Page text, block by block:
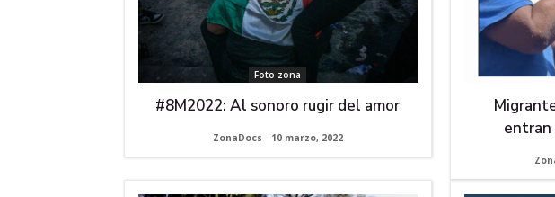
Foto zona
#8M2022: Al sonoro rugir del amor
ZonaDocs - 10 marzo, 2022
entran